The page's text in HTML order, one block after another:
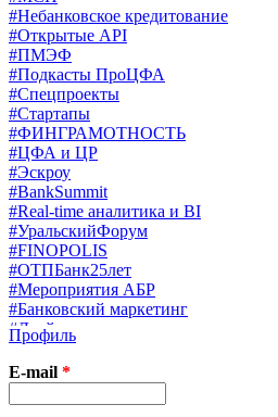
#Небанковское кредитование
#Открытые API
#ПМЭФ
#Подкасты ПроЦФА
#Спецпроекты
#Стартапы
#ФИНГРАМОТНОСТЬ
#ЦФА и ЦР
#Эскроу
#BankSummit
#Real-time аналитика и BI
#УральскийФорум
#FINOPOLIS
#ОТПБанк25лет
#Мероприятия АБР
#Банковский маркетинг
#Драйверы страхования
#Финконгресс ЦБ
#PB&WM
#UX/CX
#Экосистемы
Профиль
E-mail *